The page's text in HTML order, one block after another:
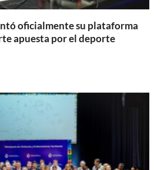
oficialmente su plataforma
apuesta por el deporte